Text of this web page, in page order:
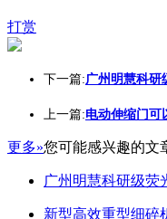
打赏
下一篇:广州明慧科研
上一篇:电动伸缩门可
更多»您可能感兴趣的文
广州明慧科研级荧
新型高效重型细碎